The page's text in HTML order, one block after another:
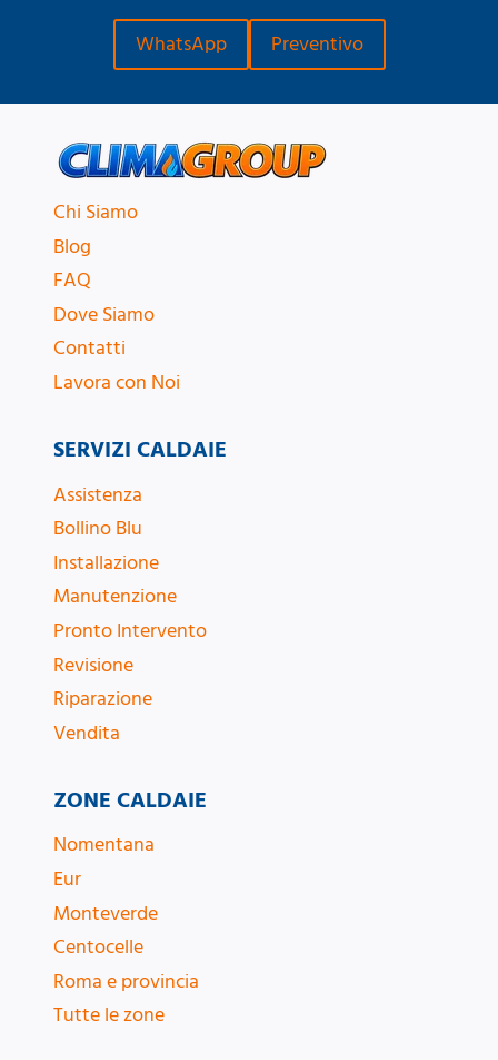
WhatsApp Preventivo
Chi Siamo
Blog
FAQ
Dove Siamo
Contatti
Lavora con Noi
SERVIZI CALDAIE
Assistenza
Bollino Blu
Installazione
Manutenzione
Pronto Intervento
Revisione
Riparazione
Vendita
ZONE CALDAIE
Nomentana
Eur
Monteverde
Centocelle
Roma e provincia
Tutte le zone